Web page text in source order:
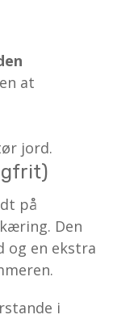
at
jord.
på
Den
og en ekstra
i